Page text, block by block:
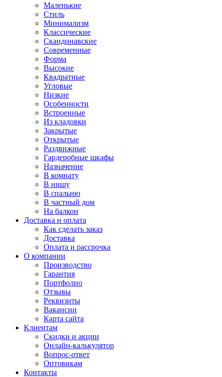
Маленькие
Стиль
Минимализм
Классические
Скандинавские
Современные
Форма
Высокие
Квадратные
Угловые
Низкие
Особенности
Встроенные
Из кладовки
Закрытые
Открытые
Раздвижные
Гардеробные шкафы
Назначение
В комнату
В нишу
В спальню
В частный дом
На балкон
Доставка и оплата
Как сделать заказ
Доставка
Оплата и рассрочка
О компании
Производство
Гарантия
Портфолио
Отзывы
Реквизиты
Вакансии
Карта сайта
Клиентам
Скидки и акции
Онлайн-калькулятор
Вопрос-ответ
Оптовикам
Контакты